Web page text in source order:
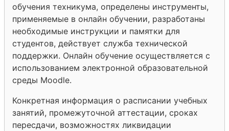
обучения техникума, определены инструменты,
применяемые в онлайн обучении, разработаны
необходимые инструкции и памятки для
студентов, действует служба технической
поддержки. Онлайн обучение осуществляется с
использованием электронной образовательной
среды Moodle.
Конкретная информация о расписании учебных
занятий, промежуточной аттестации, сроках
пересдачи, возможностях ликвидации